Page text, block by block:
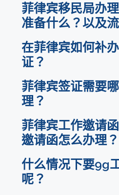
菲律宾移民局办
准备什么？以及
在菲律宾如何补
证？
菲律宾签证需要
理？
菲律宾工作邀请
邀请函怎么办理？
什么情况下要9g
呢？